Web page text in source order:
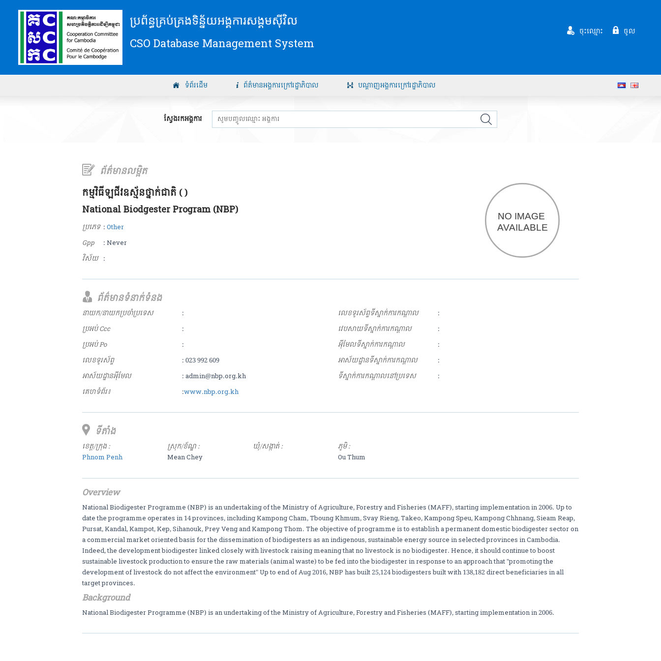
ប្រព័ន្ធគ្រប់គ្រងទិន្ន័យអង្គការសង្គមស៊ីវិល
CSO Database Management System
ចុះឈ្មោះ ចូល
ទំព័រដើម ព័ត៌មានអង្គការក្រៅរដ្ឋាភិបាល បណ្តាញអង្គការក្រៅរដ្ឋាភិបាល
ស្វែងរកអង្គការ
ព័ត៌មានលម្អិត
កម្មវិធីឡជីវឧស្ម័នថ្នាក់ជាតិ ( )
National Biodgester Program (NBP)
ប្រភេទ :Other
Gpp
: Never
វិស័យ :
ព័ត៌មានទំនាក់ទំនង
នាយក/នាយកប្រចាំប្រទេស
:
ប្រអប់ Ccc
:
ប្រអប់ Po
:
លេខទូរស័ព្ទ
: 023 992 609
អាស័យ​ដ្ឋាន​អុីមែល
: admin@nbp.org.kh
គេហទំព័រ៖
:www.nbp.org.kh
លេខទូរស័ព្ទទីស្នាក់ការកណ្ដាល
:
វេបសាយទីស្នាក់ការកណ្ដាល
:
អុីមែលទីស្នាក់ការកណ្ដាល
:
អាស័យដ្ឋានទីស្នាក់ការកណ្ដាល
:
ទីស្នាក់ការកណ្ដាលនៅប្រទេស
:
ទីតាំង
ខេត្ត/ក្រុង :
Phnom Penh
ស្រុក/ខ័ណ្ឌ :
Mean Chey
ឃុំ/សង្កាត់ :
ភូមិ :
Ou Thum
Overview
National Biodigester Programme (NBP) is an undertaking of the Ministry of Agriculture, Forestry and Fisheries (MAFF), starting implementation in 2006. Up to
date the programme operates in 14 provinces, including Kampong Cham, Tboung Khmum, Svay Rieng, Takeo, Kampong Speu, Kampong Chhnang, Sieam Reap,
Pursat, Kandal, Kampot, Kep, Sihanouk, Prey Veng and Kampong Thom. The objective of programme is to establish a permanent domestic biodigester sector on
a commercial market oriented basis for the dissemination of biodigesters as an indigenous, sustainable energy source in selected provinces in Cambodia.
Indeed, the development biodigester linked closely with livestock raising meaning that no livestock is no biodigester. Hence, it should continue to boost
sustainable livestock production to ensure the raw materials (animal waste) to be fed into the biodigester in response to an approach that "promoting the
development of livestock do not affect the environment" Up to end of Aug 2016, NBP has built 25,124 biodigesters built with 138,182 direct beneficiaries in all
target provinces.
Background
National Biodigester Programme (NBP) is an undertaking of the Ministry of Agriculture, Forestry and Fisheries (MAFF), starting implementation in 2006.